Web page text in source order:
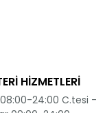
HİZMETLERİ
24:00 C.tesi -